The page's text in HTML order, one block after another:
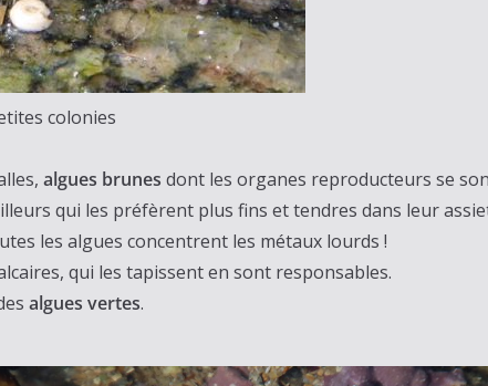
colonies
algues brunes dont les organes reproducteurs se
qui les préfèrent plus fins et tendres dans leur
les algues concentrent les métaux lourds !
qui les tapissent en sont responsables.
algues vertes.